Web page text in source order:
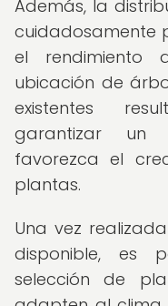
Además, la
cuidadosamente
el rendimiento
ubicación de
existentes
garantizar un
favorezca el
plantas.
Una vez
disponible, es
selección de